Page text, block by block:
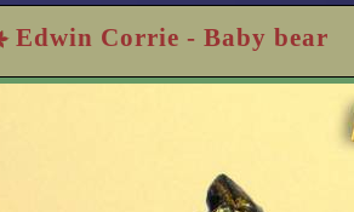
Edwin Corrie - Baby bear